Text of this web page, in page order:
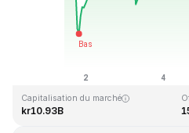
Dernière mise à jour : 2026-08-08, 11:05
Capitalisation du marché
kr10.93B